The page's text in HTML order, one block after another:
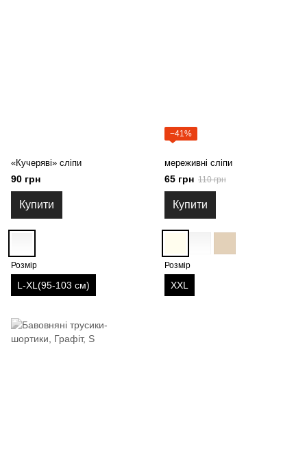
«Кучеряві» сліпи
90 грн
Купити
Розмір
L-XL(95-103 см)
−41%
мереживні сліпи
65 грн 110 грн
Купити
Розмір
XXL